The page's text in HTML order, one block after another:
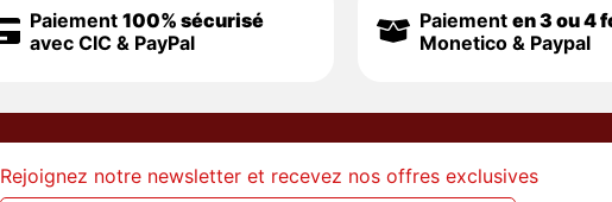
Paiement 100% sécurisé
avec CIC & PayPal
Paiement en 3 ou 4
Monetico & Paypal
Rejoignez notre newsletter et recevez nos offres exclusives